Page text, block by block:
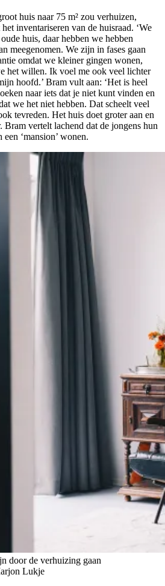
huis naar 75 m² zou verhuizen,
inventariseren van de huisraad. ‘We
huis, daar hebben we hebben
meegenomen. We zijn in fases gaan
omdat we kleiner gingen wonen,
het willen. Ik voel me ook veel lichter
hoofd.’ Bram vult aan: ‘Het is heel
naar iets dat je niet kunt vinden en
we het niet hebben. Dat scheelt veel
tevreden. Het huis doet groter aan en
Bram vertelt lachend dat de jongens hun
‘mansion’ wonen.
door de verhuizing gaan
Lukje